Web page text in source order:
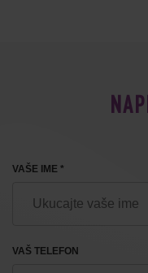
VAŠE IME *
VAŠ TELEFON